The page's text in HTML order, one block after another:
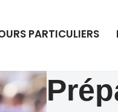
PARTICULIERS